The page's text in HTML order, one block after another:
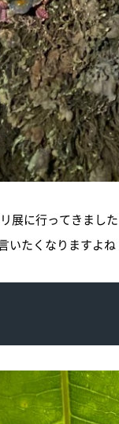
展に行ってきまし
言いたくなります